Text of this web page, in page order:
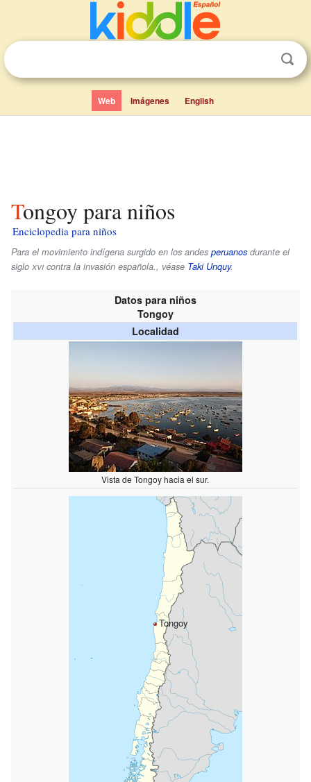
Web Imágenes English
Tongoy para niños
Enciclopedia para niños
Para el movimiento indígena surgido en los andes peruanos durante el
siglo xvi contra la invasión española., véase Taki Unquy.
Datos para niños
Tongoy
Localidad
Vista de Tongoy hacia el sur.
Tongoy